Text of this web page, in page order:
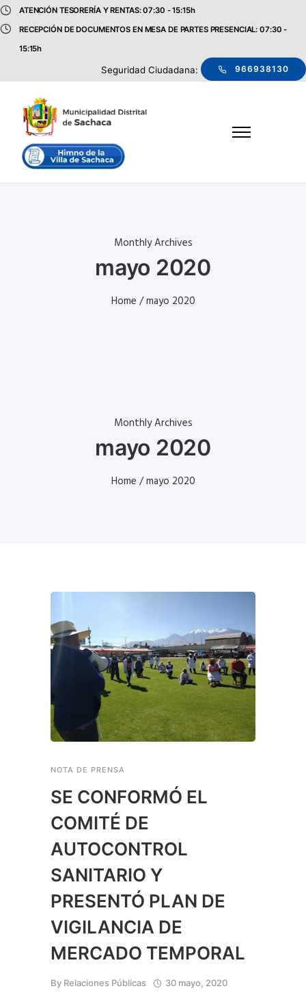
ATENCIÓN TESORERÍA Y RENTAS: 07:30 - 15:15h
RECEPCIÓN DE DOCUMENTOS EN MESA DE PARTES PRESENCIAL: 07:30 -
15:15h
Seguridad Ciudadana: 966938130
Monthly Archives
mayo 2020
Home / mayo 2020
Monthly Archives
mayo 2020
Home / mayo 2020
NOTA DE PRENSA
SE CONFORMÓ EL
COMITÉ DE
AUTOCONTROL
SANITARIO Y
PRESENTÓ PLAN DE
VIGILANCIA DE
MERCADO TEMPORAL
By Relaciones Públicas 30 mayo, 2020